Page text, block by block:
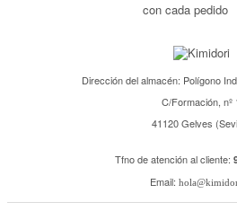
con cada pedido
Dirección del almacén: Polígono
C/Formación, nº
41120 Gelves
Tfno de atención al cliente:
Email: